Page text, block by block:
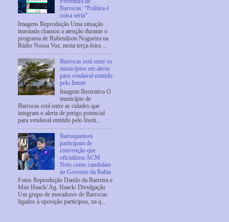
Prefeitura de
Barrocas: “Política é
coisa séria”
Imagens Reprodução Uma situação
inusitada chamou a atenção durante o
programa de Rubenilson Nogueira na
Rádio Nossa Voz, nesta terça-feira ...
Barrocas está entre os
municípios em alerta
para vendaval emitido
pelo Inmet
Imagem Ilustrativa O
município de
Barrocas está entre as cidades que
integram o alerta de perigo potencial
para vendaval emitido pelo Instit...
Barroquenses
participam de
convenção que
oficializou ACM
Neto como candidato
ao Governo da Bahia
Fotos Reprodução Danilo da Barreira e
Max Haack/ Ag. Haack/ Divulgação
Um grupo de moradores de Barrocas
ligados à oposição participou, na q...